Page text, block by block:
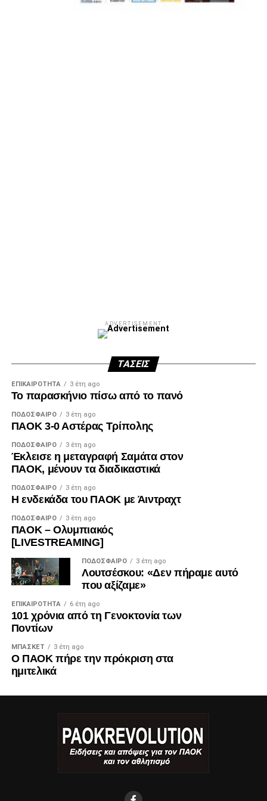
Facebook
Twitter
Email
Pinterest
WhatsApp
LinkedIn
ADVERTISEMENT
ΤΆΣΕΙΣ
ΕΠΙΚΑΙΡΌΤΗΤΑ 3 έτη ago
Το παρασκήνιο πίσω από το πανό
ΠΟΔΌΣΦΑΙΡΟ 3 έτη ago
ΠΑΟΚ 3-0 Αστέρας Τρίπολης
ΠΟΔΌΣΦΑΙΡΟ 3 έτη ago
Έκλεισε η μεταγραφή Σαμάτα στον
ΠΑΟΚ, μένουν τα διαδικαστικά
ΠΟΔΌΣΦΑΙΡΟ 3 έτη ago
Η ενδεκάδα του ΠΑΟΚ με Άιντραχτ
ΠΟΔΌΣΦΑΙΡΟ 3 έτη ago
ΠΑΟΚ – Ολυμπιακός
[LIVESTREAMING]
ΠΟΔΌΣΦΑΙΡΟ 3 έτη ago
Λουτσέσκου: «Δεν πήραμε αυτό
που αξίζαμε»
ΕΠΙΚΑΙΡΌΤΗΤΑ 6 έτη ago
101 χρόνια από τη Γενοκτονία των
Ποντίων
ΜΠΆΣΚΕΤ 3 έτη ago
Ο ΠΑΟΚ πήρε την πρόκριση στα
ημιτελικά